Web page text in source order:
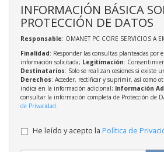
INFORMACIÓN BÁSICA
PROTECCIÓN DE DATOS
Responsable: OMANET PC CORE SERVICIOS A
Finalidad: Responder las consultas planteadas por
información solicitada; Legitimación:
Destinatarios: Solo se realizan cesiones si existe
Derechos: Acceder, rectificar y suprimir, así como
indica en la información adicional; Información
consultar la información completa de Protección de
de Privacidad
He leído y acepto la Política de